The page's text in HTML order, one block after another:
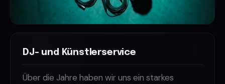
DJ- und Künstlerservice
Über die Jahre haben wir uns ein starkes